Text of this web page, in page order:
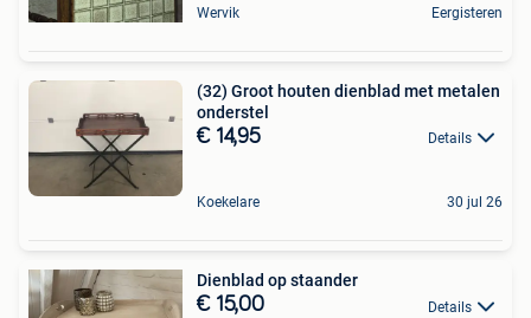
Wervik Eergisteren
(32) Groot houten dienblad met metalen
onderstel
€ 14,95 Details
Koekelare 30 jul 26
Dienblad op staander
€ 15,00 Details